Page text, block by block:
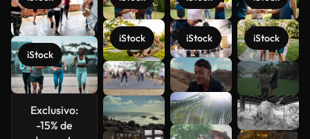
iStock
Exclusivo:
-15% de
iStock iStock iStock
Veja mais